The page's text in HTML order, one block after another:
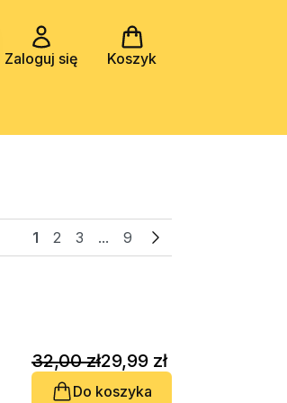
Zaloguj się Koszyk
1 2 3 ... 9
32,00 zł29,99 zł
Do koszyka